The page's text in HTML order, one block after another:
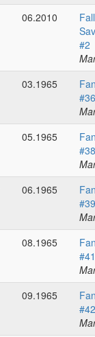
06.2010
#2
03.1965
#36
05.1965
#38
06.1965
#39
08.1965
#41
09.1965
#42